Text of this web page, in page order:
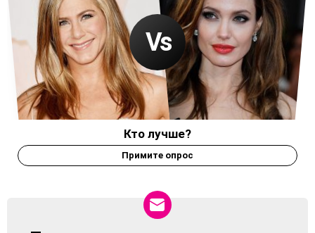
Кто лучше?
Примите опрос